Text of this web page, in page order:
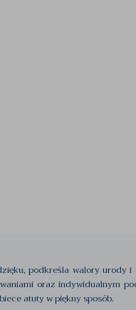
podkreśla walory urody
oraz indywidualnym
atuty w piękny sposób.